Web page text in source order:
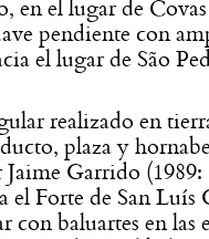
en el lugar de
pendiente con
el lugar de São
realizado en
plaza y
Garrido (1989:
Forte de San Luís
con baluartes en las